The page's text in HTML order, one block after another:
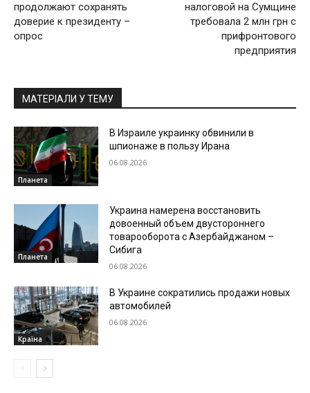
продолжают сохранять
доверие к президенту –
опрос
налоговой на Сумщине
требовала 2 млн грн с
прифронтового
предприятия
МАТЕРІАЛИ У ТЕМУ
Планета
В Израиле украинку обвинили в
шпионаже в пользу Ирана
06.08.2026
Планета
Украина намерена восстановить
довоенный объем двустороннего
товарооборота с Азербайджаном –
Сибига
06.08.2026
Країна
В Украине сократились продажи новых
автомобилей
06.08.2026